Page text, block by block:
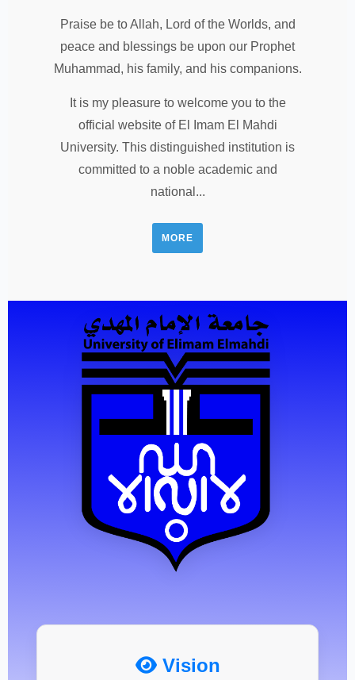
Praise be to Allah, Lord of the Worlds, and
peace and blessings be upon our Prophet
Muhammad, his family, and his companions.
It is my pleasure to welcome you to the
official website of El Imam El Mahdi
University. This distinguished institution is
committed to a noble academic and
national...
MORE
Vision